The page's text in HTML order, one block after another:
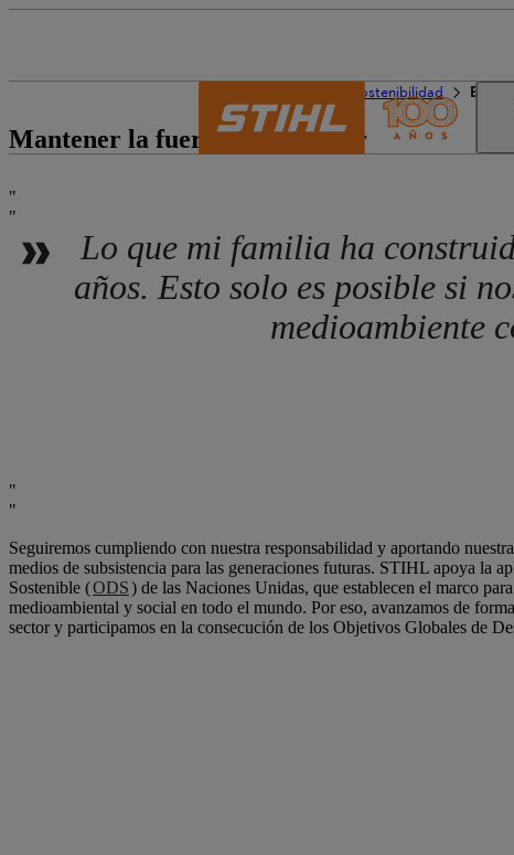
Sostenibilidad
Mantener la fuerza para crecer
Lo que mi familia ha
años. Esto solo es posible si
medioambiente
Seguiremos cumpliendo con nuestra responsabilidad y aportando
medios de subsistencia para las generaciones futuras. STIHL apoya la
Sostenible (ODS) de las Naciones Unidas, que establecen el marco
medioambiental y social en todo el mundo. Por eso, avanzamos de
sector y participamos en la consecución de los Objetivos Globales de